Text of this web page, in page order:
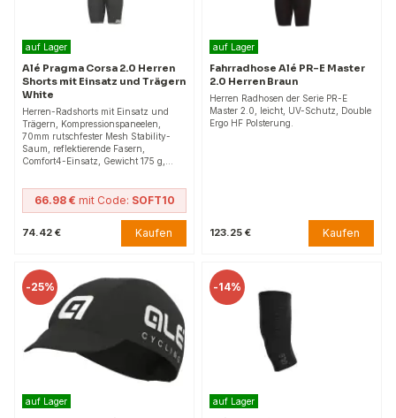
auf Lager
Alé Pragma Corsa 2.0 Herren
Shorts mit Einsatz und Trägern
White
Herren-Radshorts mit Einsatz und
Trägern, Kompressionspaneelen,
70mm rutschfester Mesh Stability-
Saum, reflektierende Fasern,
Comfort4-Einsatz, Gewicht 175 g,…
66.98 € mit Code: SOFT10
74.42 € Kaufen
auf Lager
Fahrradhose Alé PR-E Master
2.0 Herren Braun
Herren Radhosen der Serie PR-E
Master 2.0, leicht, UV-Schutz, Double
Ergo HF Polsterung.
123.25 € Kaufen
-25%
auf Lager
-14%
auf Lager